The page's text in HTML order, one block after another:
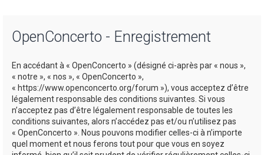
OpenConcerto - Enregistrement
En accédant à « OpenConcerto » (désigné ci-après par « nous »,
« notre », « nos », « OpenConcerto »,
« https://www.openconcerto.org/forum »), vous acceptez d’être
légalement responsable des conditions suivantes. Si vous
n’acceptez pas d’être légalement responsable de toutes les
conditions suivantes, alors n’accédez pas et/ou n’utilisez pas
« OpenConcerto ». Nous pouvons modifier celles-ci à n’importe
quel moment et nous ferons tout pour que vous en soyez